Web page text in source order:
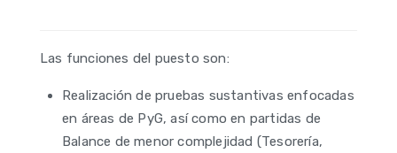
Las funciones del puesto son:
Realización de pruebas sustantivas enfocadas
en áreas de PyG, así como en partidas de
Balance de menor complejidad (Tesorería,